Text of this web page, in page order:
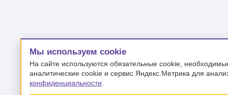
Мы используем cookie
На сайте используются обязательные cookie,
аналитические cookie и сервис Яндекс.Метрика для
конфиденциальности